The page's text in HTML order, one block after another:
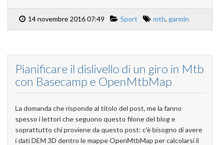
14 novembre 2016 07:49 Sport mtb, garmin
Pianificare il dislivello di un giro in Mtb
con Basecamp e OpenMtbMap
La domanda che risponde al titolo del post, me la fanno
spesso i lettori che seguono questo filone del blog e
soprattutto chi proviene da questo post: c'è bisogno di avere
i dati DEM 3D dentro le mappe OpenMtbMap per calcolarsi il